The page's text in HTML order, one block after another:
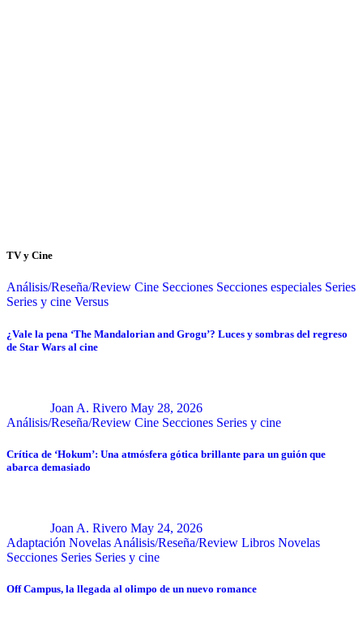
TV y Cine
Análisis/Reseña/Review Cine Secciones Secciones especiales Series
Series y cine Versus
¿Vale la pena ‘The Mandalorian and Grogu’? Luces y sombras del regreso
de Star Wars al cine
Joan A. Rivero May 28, 2026
Análisis/Reseña/Review Cine Secciones Series y cine
Crítica de ‘Hokum’: Una atmósfera gótica brillante para un guión que
abarca demasiado
Joan A. Rivero May 24, 2026
Adaptación Novelas Análisis/Reseña/Review Libros Novelas
Secciones Series Series y cine
Off Campus, la llegada al olimpo de un nuevo romance